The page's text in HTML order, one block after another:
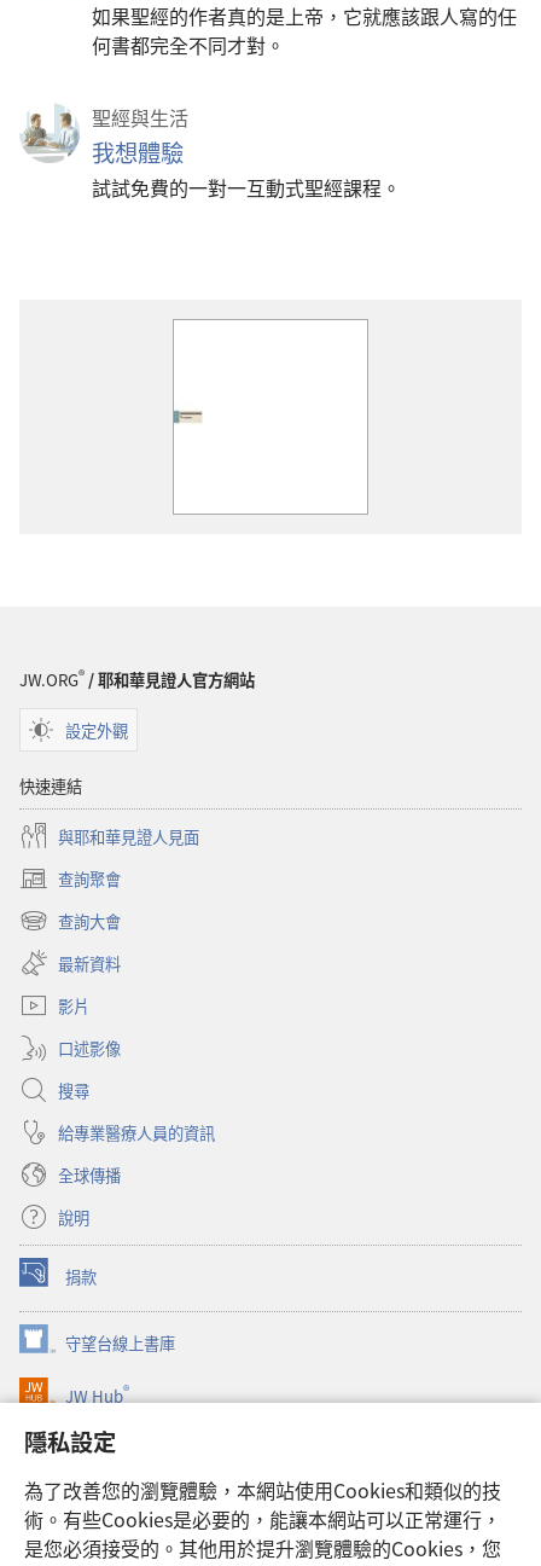
隱私設定
為了改善您的瀏覽體驗，本網站使用Cookies和類似的技
術。有些Cookies是必要的，能讓本網站可以正常運行，
是您必須接受的。其他用於提升瀏覽體驗的Cookies，您
如果聖經的作者真的是上帝，它就應該跟人寫的任
何書都完全不同才對。
聖經與生活
我想體驗
試試免費的一對一互動式聖經課程。
JW.ORG®/ 耶和華見證人官方網站
設定外觀
快速連結
與耶和華見證人見面
查詢聚會
（開
啟
新
視
窗）
查詢大會
（開
啟
新
視
最新資料
影片
口述影像
搜尋
給專業醫療人員的資訊
全球傳播
說明
捐款
（開
啟
新
視
窗）
守望台線上書庫
（開
啟
新
窗）
JW Hub®
（開
啟
新
窗）
JW Library®
Watchtower Library